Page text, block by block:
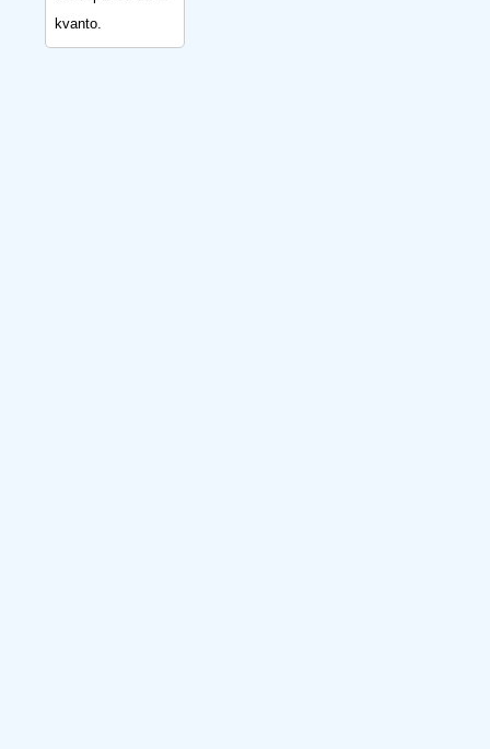
kvanto.